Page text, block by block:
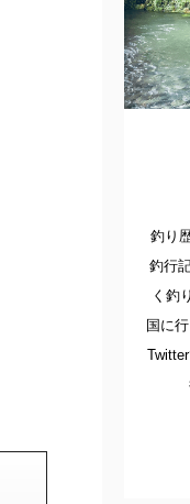
釣り
釣行
く釣
国に